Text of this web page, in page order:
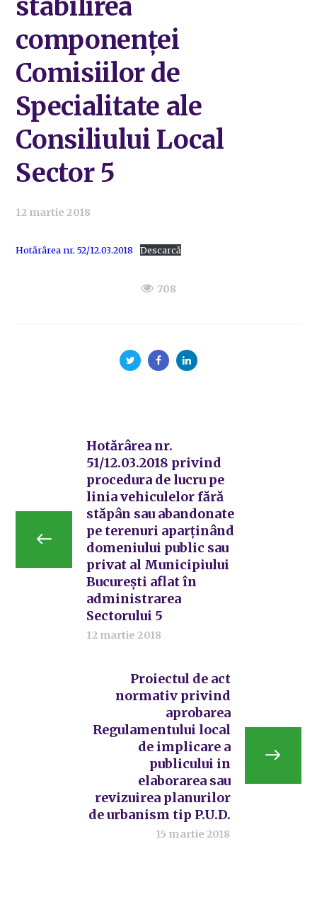
stabilirea
componenței
Comisiilor de
Specialitate ale
Consiliului Local
Sector 5
12 martie 2018
Hotărârea nr. 52/12.03.2018 Descarcă
708
Hotărârea nr.
51/12.03.2018 privind
procedura de lucru pe
linia vehiculelor fără
stăpân sau abandonate
pe terenuri aparținând
domeniului public sau
privat al Municipiului
București aflat în
administrarea
Sectorului 5
12 martie 2018
Proiectul de act
normativ privind
aprobarea
Regulamentului local
de implicare a
publicului in
elaborarea sau
revizuirea planurilor
de urbanism tip P.U.D.
15 martie 2018